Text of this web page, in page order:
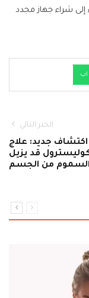
إلى شراء جهاز مجدد
الخبر التالي
اكتشاف جديد: علاج
قد يزيل
السموم من الجسم